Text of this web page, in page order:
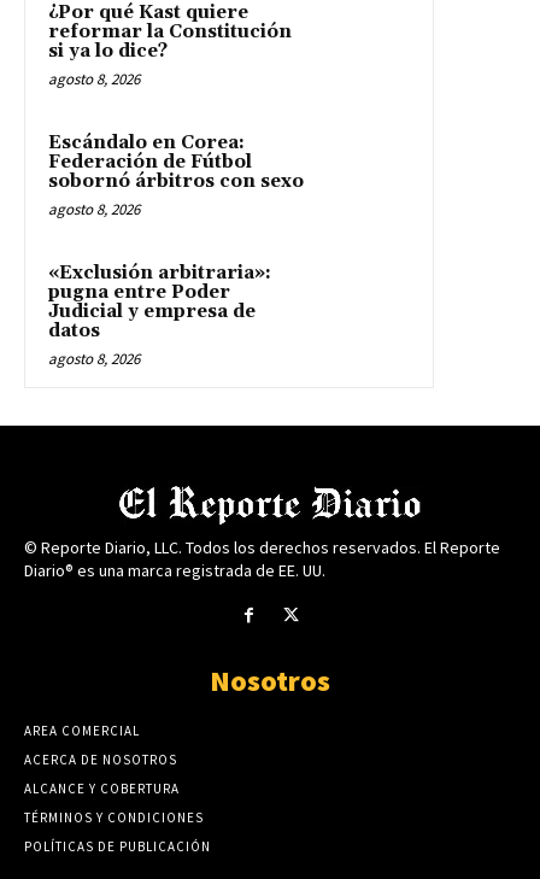
¿Por qué Kast quiere
reformar la Constitución
si ya lo dice?
agosto 8, 2026
Escándalo en Corea:
Federación de Fútbol
sobornó árbitros con sexo
agosto 8, 2026
«Exclusión arbitraria»:
pugna entre Poder
Judicial y empresa de
datos
agosto 8, 2026
© Reporte Diario, LLC. Todos los derechos reservados. El Reporte
Diario® es una marca registrada de EE. UU.
Nosotros
AREA COMERCIAL
ACERCA DE NOSOTROS
ALCANCE Y COBERTURA
TÉRMINOS Y CONDICIONES
POLÍTICAS DE PUBLICACIÓN